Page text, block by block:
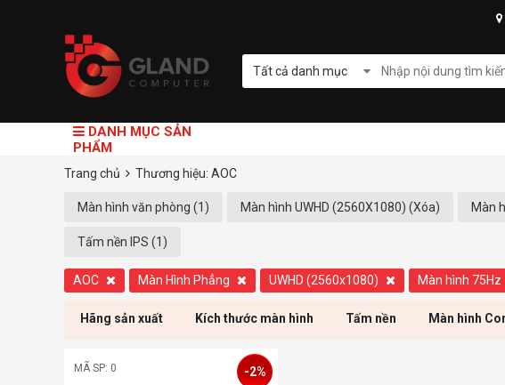
Tất cả danh mục
DANH MỤC SẢN
PHẨM
Trang chủ Thương hiệu: AOC
Màn hình văn phòng (1) Màn hình UWHD (2560X1080) (Xóa) Màn
Tấm nền IPS (1)
AOC Màn Hình Phẳng UWHD (2560x1080) Màn hình 75Hz
Hãng sản xuất Kích thước màn hình Tấm nền Màn hình
MÃ SP: 0 -2%